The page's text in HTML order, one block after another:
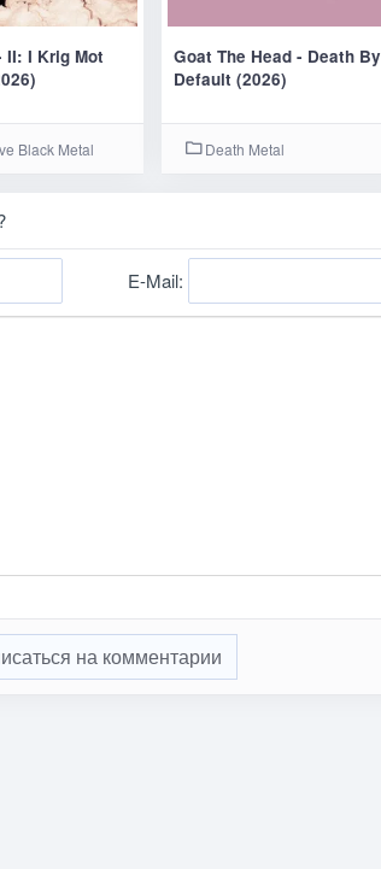
II: I Krig Mot
Black Metal
Goat The Head - Death By
Default (2026)
Death Metal
E-Mail:
на комментарии